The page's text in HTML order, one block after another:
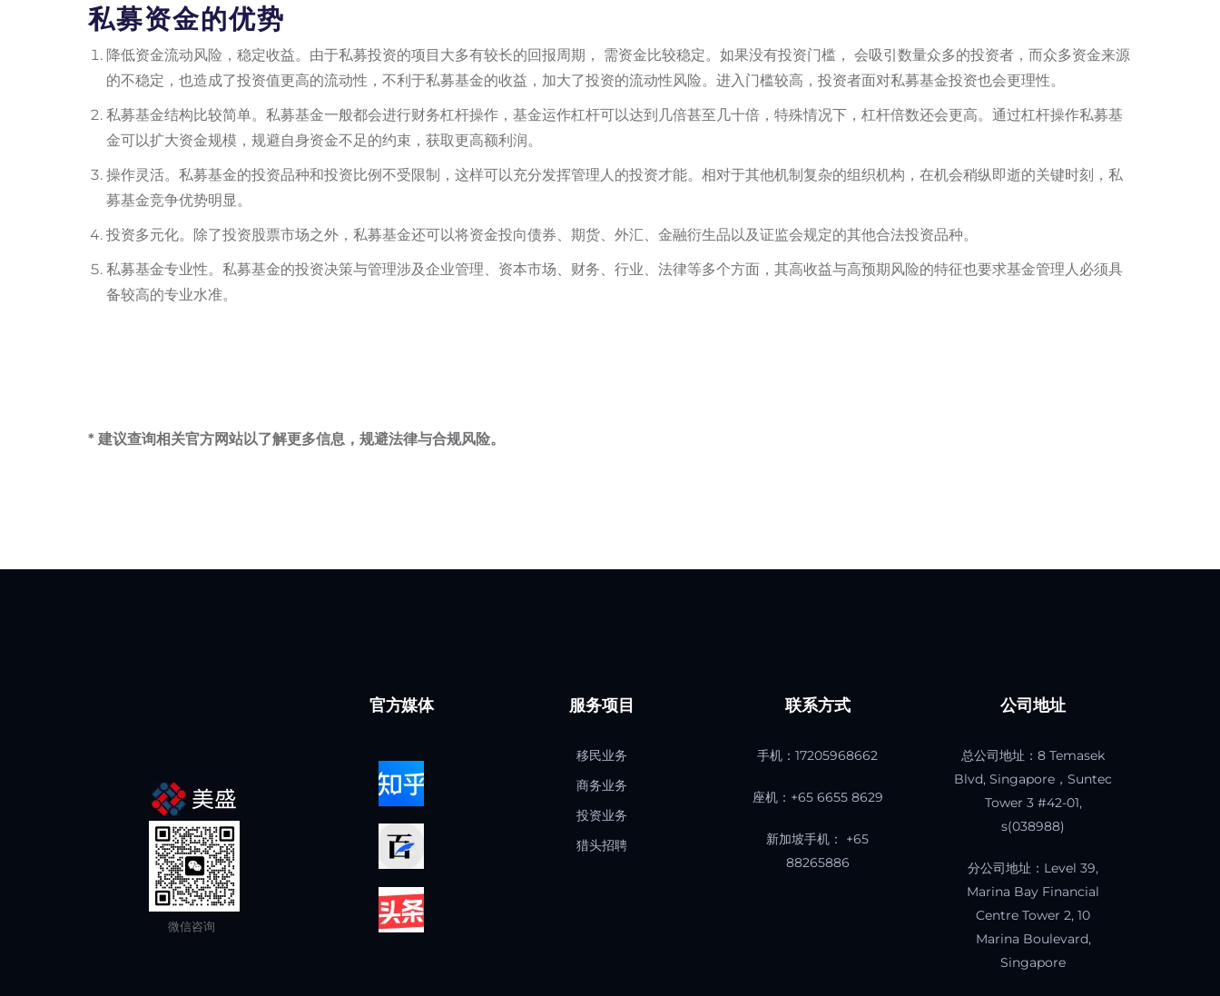
私募资金的优势
降低资金流动风险，稳定收益。由于私募投资的项目大多有较长的回报周期， 需资金比较稳定。如果没有投资门槛， 会吸引数量众多的投资者，而众多资金来源
的不稳定，也造成了投资值更高的流动性，不利于私募基金的收益，加大了投资的流动性风险。进入门槛较高，投资者面对私募基金投资也会更理性。
私募基金结构比较简单。私募基金一般都会进行财务杠杆操作，基金运作杠杆可以达到几倍甚至几十倍，特殊情况下，杠杆倍数还会更高。通过杠杆操作私募基
金可以扩大资金规模，规避自身资金不足的约束，获取更高额利润。
操作灵活。私募基金的投资品种和投资比例不受限制，这样可以充分发挥管理人的投资才能。相对于其他机制复杂的组织机构，在机会稍纵即逝的关键时刻，私
募基金竞争优势明显。
投资多元化。除了投资股票市场之外，私募基金还可以将资金投向债券、期货、外汇、金融衍生品以及证监会规定的其他合法投资品种。
私募基金专业性。私募基金的投资决策与管理涉及企业管理、资本市场、财务、行业、法律等多个方面，其高收益与高预期风险的特征也要求基金管理人必须具
备较高的专业水准。
* 建议查询相关官方网站以了解更多信息，规避法律与合规风险。
微信咨询
官方媒体 服务项目
移民业务
商务业务
投资业务
猎头招聘
联系方式
手机：17205968662
座机：+65 6655 8629
新加坡手机： +65
88265886
公司地址
总公司地址：8 Temasek
Blvd, Singapore，Suntec
Tower 3 #42-01,
s(038988)
分公司地址：Level 39,
Marina Bay Financial
Centre Tower 2, 10
Marina Boulevard,
Singapore